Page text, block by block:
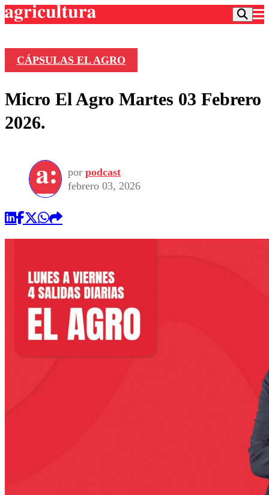
Frecuencias
Motor
Otros Deportes
Dato Practico
Vida Social
Publicaciones en medios
Comercial
CÁPSULAS EL AGRO
Micro El Agro Martes 03 Febrero
2026.
por podcast
febrero 03, 2026